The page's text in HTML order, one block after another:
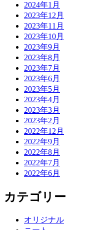
2024年1月
2023年12月
2023年11月
2023年10月
2023年9月
2023年8月
2023年7月
2023年6月
2023年5月
2023年4月
2023年3月
2023年2月
2022年12月
2022年9月
2022年8月
2022年7月
2022年6月
カテゴリー
オリジナル